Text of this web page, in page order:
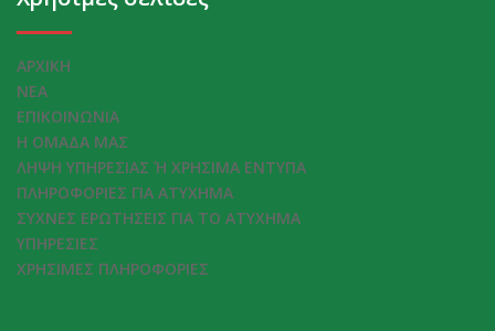
ΑΡΧΙΚΗ
ΝΕΑ
ΕΠΙΚΟΙΝΩΝΙΑ
Η ΟΜΑΔΑ ΜΑΣ
ΛΗΨΗ ΥΠΗΡΕΣΙΑΣ Ή ΧΡΗΣΙΜΑ ΕΝΤΥΠΑ
ΠΛΗΡΟΦΟΡΙΕΣ ΓΙΑ ΑΤΥΧΗΜΑ
ΣΥΧΝΕΣ ΕΡΩΤΗΣΕΙΣ ΓΙΑ ΤΟ ΑΤΥΧΗΜΑ
ΥΠΗΡΕΣΙΕΣ
ΧΡΗΣΙΜΕΣ ΠΛΗΡΟΦΟΡΙΕΣ